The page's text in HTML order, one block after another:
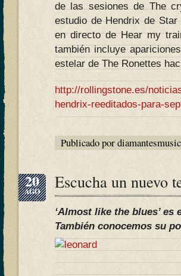
de las sesiones de The
estudio de Hendrix de
en directo de Hear my
también incluye
estelar de The Ronettes
http://rollingstone.es/
hendrix-reeditados-para-
Publicado por
20
AGO Escucha un nuevo
‘Almost like the blues’ es
También conocemos su